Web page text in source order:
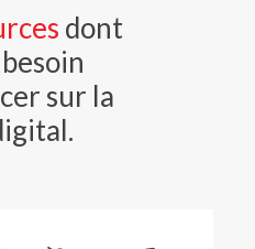
dont
sur la